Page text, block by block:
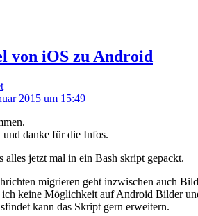
von iOS zu Android
2015 um 15:49
danke für die Infos.
alles jetzt mal in ein Bash skript gepackt.
migrieren geht inzwischen auch
ich keine Möglichkeit auf Android Bilder
kann das Skript gern erweitern.